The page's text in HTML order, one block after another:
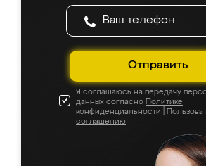
Отправить
Я соглашаюсь на передачу
данных согласно Политике
конфиденциальности
соглашению